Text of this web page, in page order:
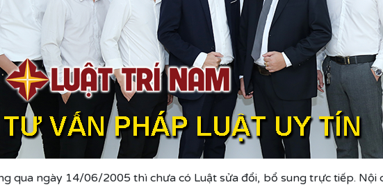
qua ngày 14/06/2005 thì chưa có Luật sửa đổi, bổ sung trực tiếp. Nội